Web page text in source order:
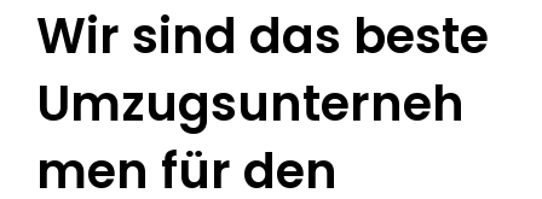
Wir sind das beste
Umzugsunterneh
men für den